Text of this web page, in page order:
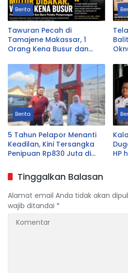
Berita
Tawuran Pecah di
Tamajene Makassar, 1
Orang Kena Busur dan
Berita
5 Tahun Pelapor Menanti
Keadilan, Kini Tersangka
Penipuan Rp830 Juta di
Ditangkap
HP
Tinggalkan Balasan
Alamat email Anda tidak akan
wajib ditandai *